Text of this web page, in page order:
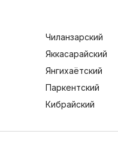
Чиланзарский
Яккасарайский
Янгихаётский
Паркентский
Кибрайский